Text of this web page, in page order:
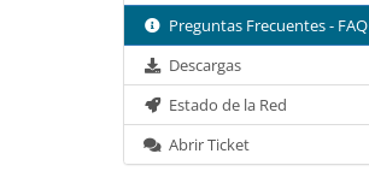
Preguntas Frecuentes - FAQ
Descargas
Estado de la Red
Abrir Ticket